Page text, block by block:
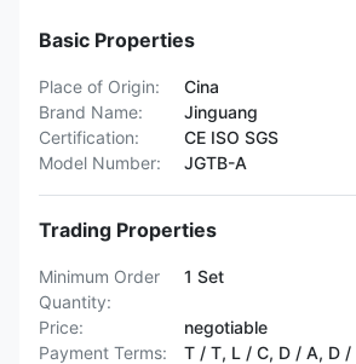
Basic Properties
Place of Origin:
Cina
Brand Name:
Jinguang
Certification:
CE ISO SGS
Model Number:
JGTB-A
Trading Properties
Minimum Order
Quantity:
1 Set
Price:
negotiable
Payment Terms:
T / T, L / C, D / A, D /